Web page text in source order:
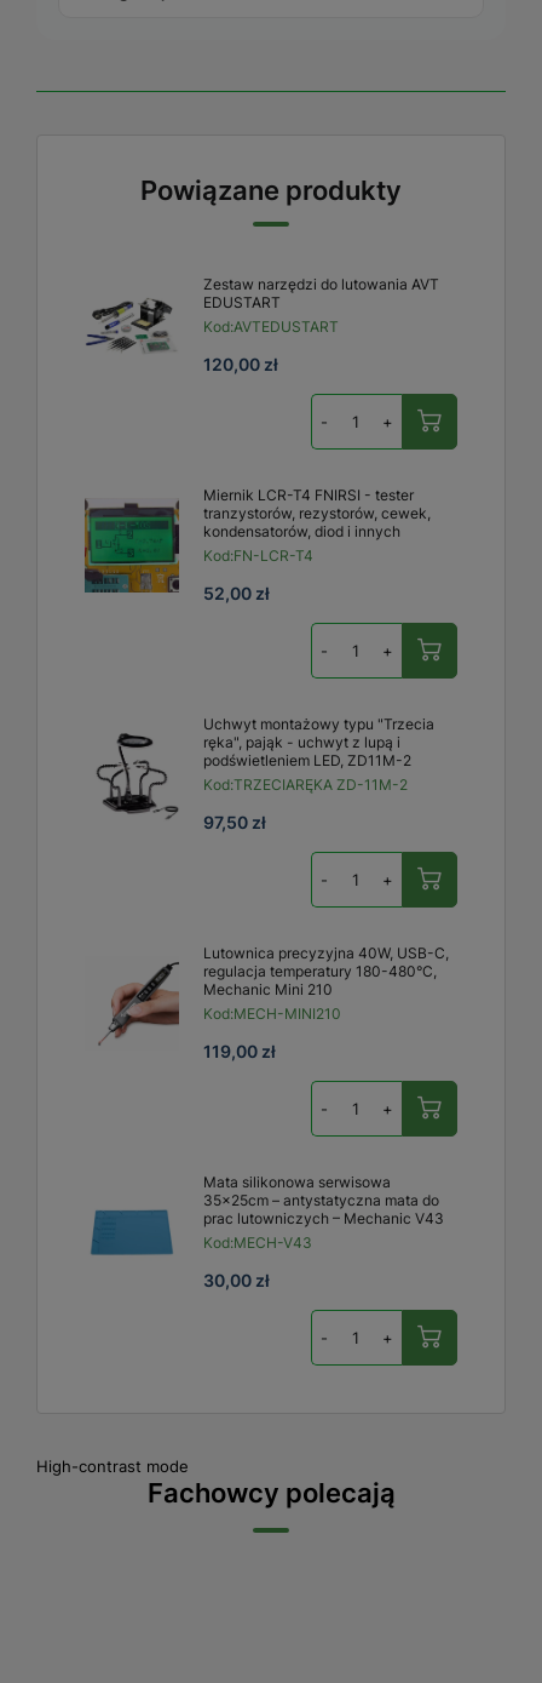
Powiązane produkty
Zestaw narzędzi do lutowania AVT
EDUSTART
Kod:AVTEDUSTART
120,00 zł
- +
Miernik LCR-T4 FNIRSI - tester
tranzystorów, rezystorów, cewek,
kondensatorów, diod i innych
Kod:FN-LCR-T4
52,00 zł
- +
Uchwyt montażowy typu "Trzecia
ręka", pająk - uchwyt z lupą i
podświetleniem LED, ZD11M-2
Kod:TRZECIARĘKA ZD-11M-2
97,50 zł
- +
Lutownica precyzyjna 40W, USB-C,
regulacja temperatury 180-480°C,
Mechanic Mini 210
Kod:MECH-MINI210
119,00 zł
- +
Mata silikonowa serwisowa
35x25cm – antystatyczna mata do
prac lutowniczych – Mechanic V43
Kod:MECH-V43
30,00 zł
- +
High-contrast mode
Fachowcy polecają